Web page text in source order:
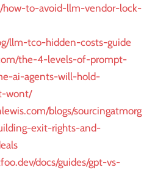
how-to-avoid-llm-vendor-lock-
llm-tco-hidden-costs-guide
the-4-levels-of-prompt-
ai-agents-will-hold-
wont/
blogs/sourcingatmorg
exit-rights-and-
docs/guides/gpt-vs-